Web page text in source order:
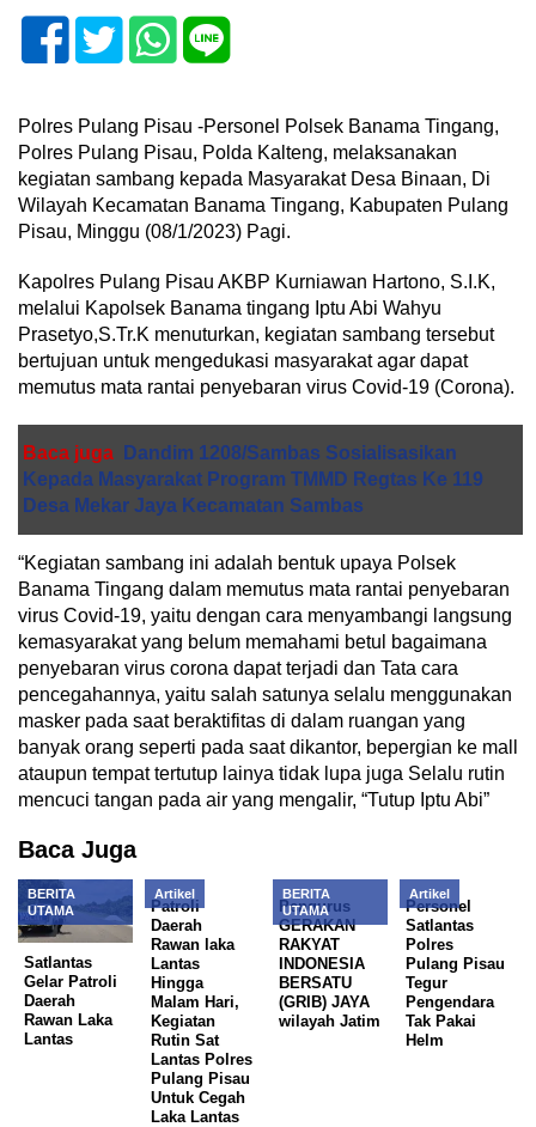
Polres Pulang Pisau -Personel Polsek Banama Tingang,
Polres Pulang Pisau, Polda Kalteng, melaksanakan
kegiatan sambang kepada Masyarakat Desa Binaan, Di
Wilayah Kecamatan Banama Tingang, Kabupaten Pulang
Pisau, Minggu (08/1/2023) Pagi.
Kapolres Pulang Pisau AKBP Kurniawan Hartono, S.I.K,
melalui Kapolsek Banama tingang Iptu Abi Wahyu
Prasetyo,S.Tr.K menuturkan, kegiatan sambang tersebut
bertujuan untuk mengedukasi masyarakat agar dapat
memutus mata rantai penyebaran virus Covid-19 (Corona).
Baca juga
Dandim 1208/Sambas Sosialisasikan
Kepada Masyarakat Program TMMD Regtas Ke 119
Desa Mekar Jaya Kecamatan Sambas
“Kegiatan sambang ini adalah bentuk upaya Polsek
Banama Tingang dalam memutus mata rantai penyebaran
virus Covid-19, yaitu dengan cara menyambangi langsung
kemasyarakat yang belum memahami betul bagaimana
penyebaran virus corona dapat terjadi dan Tata cara
pencegahannya, yaitu salah satunya selalu menggunakan
masker pada saat beraktifitas di dalam ruangan yang
banyak orang seperti pada saat dikantor, bepergian ke mall
ataupun tempat tertutup lainya tidak lupa juga Selalu rutin
mencuci tangan pada air yang mengalir, “Tutup Iptu Abi”
Baca Juga
BERITA
UTAMA
Satlantas
Gelar Patroli
Daerah
Rawan Laka
Lantas
Artikel
Patroli
Daerah
Rawan laka
Lantas
Hingga
Malam Hari,
Kegiatan
Rutin Sat
Lantas Polres
Pulang Pisau
Untuk Cegah
Laka Lantas
BERITA
UTAMA
Pengurus
GERAKAN
RAKYAT
INDONESIA
BERSATU
(GRIB) JAYA
wilayah Jatim
Artikel
Personel
Satlantas
Polres
Pulang Pisau
Tegur
Pengendara
Tak Pakai
Helm